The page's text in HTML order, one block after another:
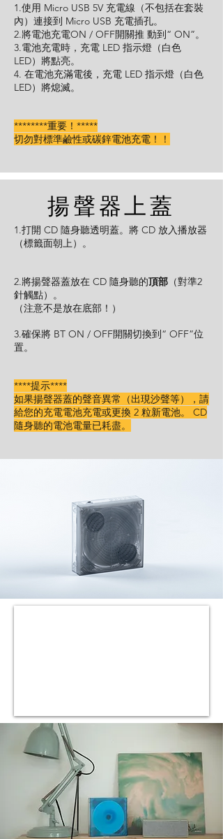
1.使用 Micro USB 5V 充電線（不包括在套裝
內）連接到 Micro USB 充電插孔。
2.將電池充電ON / OFF開關推 動到“ ON”。
3.電池充電時，充電 LED 指示燈（白色
LED）將點亮。
4. 在電池充滿電後，充電 LED 指示燈（白色
LED）將熄滅。
********重要！*****
切勿對標準鹼性或碳鋅電池充電！！
揚聲器上蓋
1.打開 CD 隨身聽透明蓋。將 CD 放入播放器
（標籤面朝上）。
2.將揚聲器蓋放在 CD 隨身聽的頂部 （對準2
針觸點）。
（注意不是放在底部！）
3.確保將 BT ON / OFF開關切換到“ OFF”位
置。
****提示****
如果揚聲器蓋的聲音異常（出現沙聲等），請
給您的充電電池充電或更換 2 粒新電池。 CD
隨身聽的電池電量已耗盡。